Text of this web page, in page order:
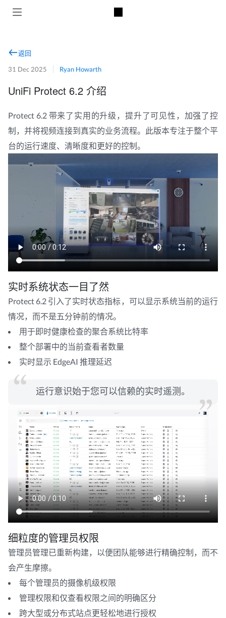
返回
31 Dec 2025 Ryan Howarth
UniFi Protect 6.2 介绍
Protect 6.2 带来了实用的升级，提升了可见性，加强了控
制，并将视频连接到真实的业务流程。此版本专注于整个平
台的运行速度、清晰度和更好的控制。
实时系统状态一目了然
Protect 6.2 引入了实时状态指标，可以显示系统当前的运行
情况，而不是五分钟前的情况。
用于即时健康检查的聚合系统比特率
整个部署中的当前查看者数量
实时显示 EdgeAI 推理延迟
运行意识始于您可以信赖的实时遥测。
细粒度的管理员权限
管理员管理已重新构建，以便团队能够进行精确控制，而不
会产生摩擦。
每个管理员的摄像机级权限
管理权限和仅查看权限之间的明确区分
跨大型或分布式站点更轻松地进行授权